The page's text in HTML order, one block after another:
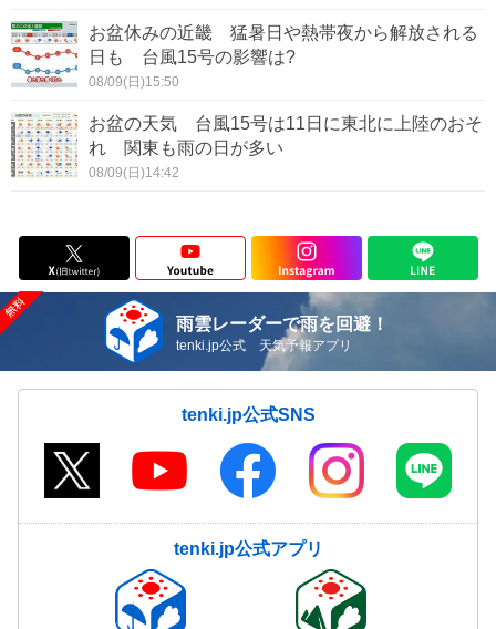
お盆休みの近畿 猛暑日や熱帯夜から解放される
日も 台風15号の影響は?
08/09(日)15:50
お盆の天気 台風15号は11日に東北に上陸のおそ
れ 関東も雨の日が多い
08/09(日)14:42
雨雲レーダーで雨を回避！
tenki.jp公式 天気予報アプリ
tenki.jp公式SNS
tenki.jp公式アプリ